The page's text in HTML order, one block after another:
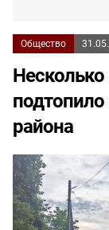
Общество
подтопило
района